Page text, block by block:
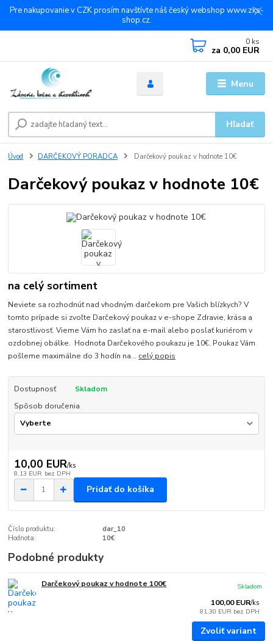
Pre nakupovanie v CZK prosím navštívte náš český webshop www.zks-
shop.cz.
Menu
Hľadať
0 ks
za 0,00 EUR
Úvod DARČEKOVÝ PORADCA Darčekový poukaz v hodnote 10€
Darčekový poukaz v hodnote 10€
na celý sortiment
Neviete sa rozhodnúť nad vhodným darčekom pre Vašich blízkych? V
tomto prípade si zvoľte Darčekový poukaz v e-shope Zdravie, krása a
starostlivosť. Vieme Vám ho zaslať na e-mail alebo poslať kuriérom v
ozdobnej obálke. Hodnota Darčekového poukazu je 10€. Poukaz Vám
pošleme maximálne do 3 hodín na... celý popis
Dostupnosť
Skladom
Spôsob doručenia
10,00 EUR/ks
8,13 EUR bez DPH
Pridať do košíka
Číslo produktu:
dar_10
Hodnota:
10€
Podobné produkty
Darčekový poukaz v hodnote 100€
100,00 EUR/ks
81,30 EUR bez DPH
Skladom
Zvoliť variant